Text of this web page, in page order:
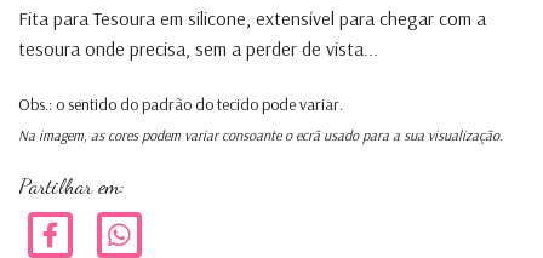
Fita para Tesoura em silicone, extensível para chegar com a
tesoura onde precisa, sem a perder de vista...
Obs.: o sentido do padrão do tecido pode variar.
Na imagem, as cores podem variar consoante o ecrã usado para a sua visualização.
Partilhar em: